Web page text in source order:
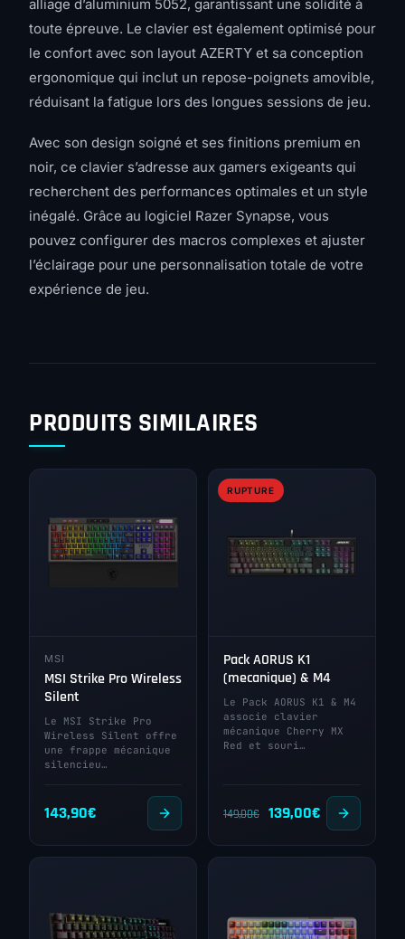
alliage d’aluminium 5052, garantissant une solidité à
toute épreuve. Le clavier est également optimisé pour
le confort avec son layout AZERTY et sa conception
ergonomique qui inclut un repose-poignets amovible,
réduisant la fatigue lors des longues sessions de jeu.
Avec son design soigné et ses finitions premium en
noir, ce clavier s’adresse aux gamers exigeants qui
recherchent des performances optimales et un style
inégalé. Grâce au logiciel Razer Synapse, vous
pouvez configurer des macros complexes et ajuster
l’éclairage pour une personnalisation totale de votre
expérience de jeu.
PRODUITS SIMILAIRES
MSI
MSI Strike Pro Wireless
Silent
Le MSI Strike Pro
Wireless Silent offre
une frappe mécanique
silencieu…
143,90€
RUPTURE
Pack AORUS K1
(mecanique) & M4
Le Pack AORUS K1 & M4
associe clavier
mécanique Cherry MX
Red et souri…
149,00€
Le
initial
149,00€.
139,00€
prix
actuel
139,00€.